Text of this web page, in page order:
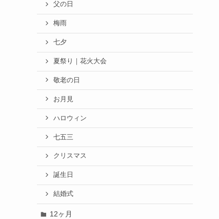
父の日
梅雨
七夕
夏祭り｜花火大会
敬老の日
お月見
ハロウィン
七五三
クリスマス
誕生日
結婚式
12ヶ月